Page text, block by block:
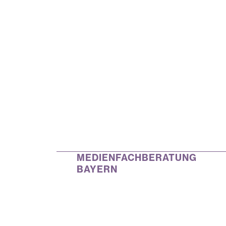
MEDIENFACHBERATUNG
BAYERN